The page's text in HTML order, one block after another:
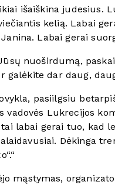
išaiškina judesius.
kelią. Labai
Labai gerai
nuoširdumą,
galėkite dar daug,
pasiilgsiu
vadovės Lukrecijos
labai gerai tuo, kad
Dėkinga
mąstymas,